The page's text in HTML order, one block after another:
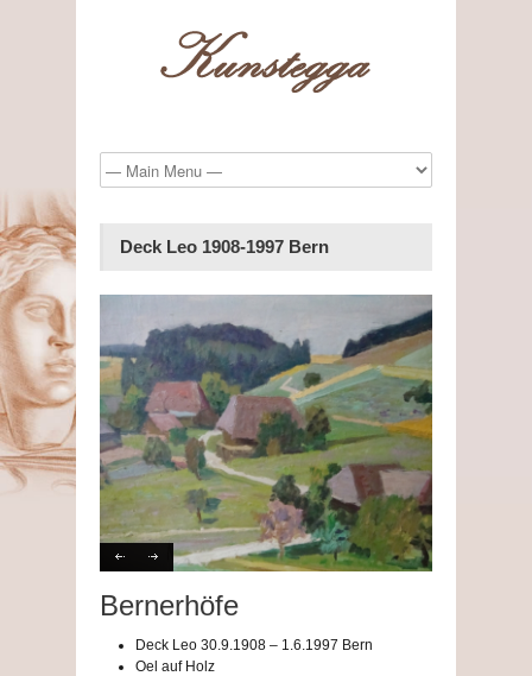
Deck Leo 1908-1997 Bern
Bernerhöfe
Deck Leo 30.9.1908 – 1.6.1997 Bern
Oel auf Holz